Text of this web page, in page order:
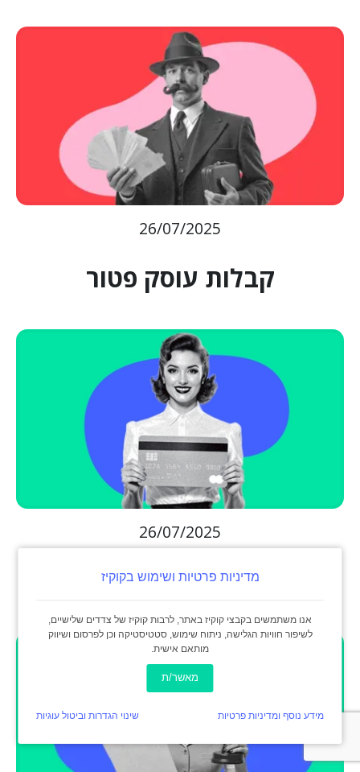
26/07/2025
קבלות עוסק פטור
26/07/2025
סליקה לעסקים קטנים
מדיניות פרטיות ושימוש בקוקיז
אנו משתמשים בקבצי קוקיז באתר, לרבות קוקיז של צדדים שלישיים,
לשיפור חוויות הגלישה, ניתוח שימוש, סטטיסטיקה וכן לפרסום ושיווק
מותאם אישית.
מאשר/ת
מידע נוסף ומדיניות פרטיות שינוי הגדרות וביטול עוגיות